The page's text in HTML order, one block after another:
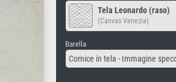
Tela Leonardo (raso)
(Canvas Venezia)
Barella
Cornice in tela - Immagine